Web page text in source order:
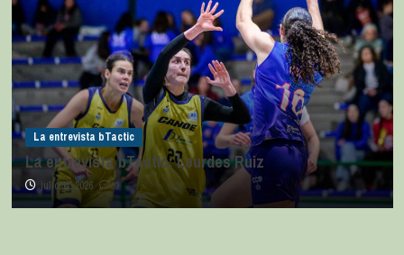
La entrevista bTactic
La entrevista bTactic: Lourdes Ruiz
julio 11, 2026 0